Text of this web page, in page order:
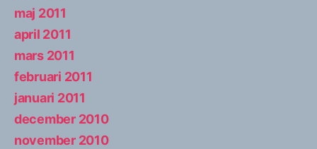
maj 2011
april 2011
mars 2011
februari 2011
januari 2011
december 2010
november 2010